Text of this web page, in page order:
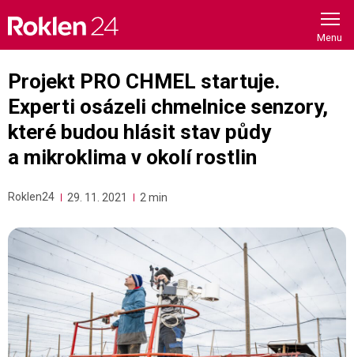
content
Projekt PRO CHMEL startuje.
Experti osázeli chmelnice senzory,
které budou hlásit stav půdy
a mikroklima v okolí rostlin
Roklen24 29. 11. 2021 2 min